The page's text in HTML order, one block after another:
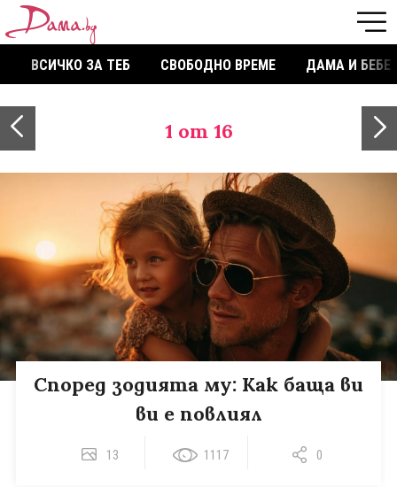
ВСИЧКО ЗА ТЕБ СВОБОДНО ВРЕМЕ ДАМА И БЕБЕ
1 от 16
Според зодията му: Как баща ви
ви е повлиял
13 1117 0